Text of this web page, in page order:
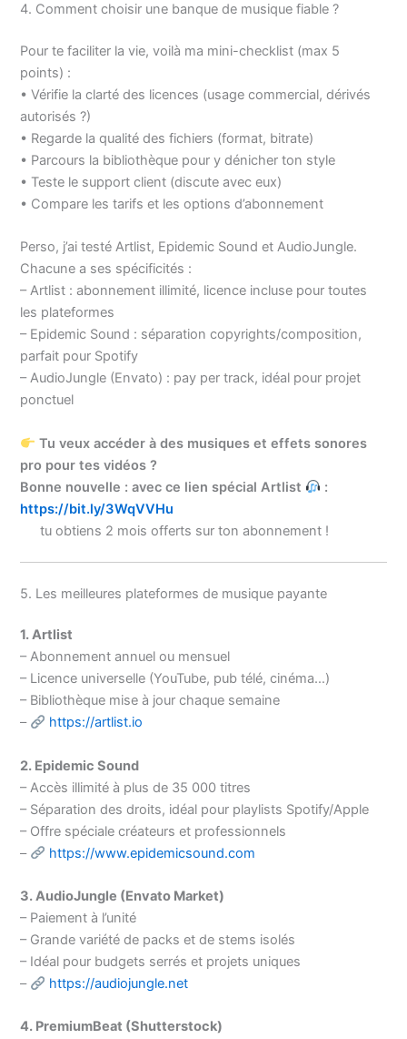
4. Comment choisir une banque de musique fiable ?
Pour te faciliter la vie, voilà ma mini-checklist (max 5
points) :
• Vérifie la clarté des licences (usage commercial, dérivés
autorisés ?)
• Regarde la qualité des fichiers (format, bitrate)
• Parcours la bibliothèque pour y dénicher ton style
• Teste le support client (discute avec eux)
• Compare les tarifs et les options d’abonnement
Perso, j’ai testé Artlist, Epidemic Sound et AudioJungle.
Chacune a ses spécificités :
– Artlist : abonnement illimité, licence incluse pour toutes
les plateformes
– Epidemic Sound : séparation copyrights/composition,
parfait pour Spotify
– AudioJungle (Envato) : pay per track, idéal pour projet
ponctuel
Tu veux accéder à des musiques et effets sonores
pro pour tes vidéos ?
Bonne nouvelle : avec ce lien spécial Artlist
:
https://bit.ly/3WqVVHu
tu obtiens 2 mois offerts sur ton abonnement !
5. Les meilleures plateformes de musique payante
1. Artlist
– Abonnement annuel ou mensuel
– Licence universelle (YouTube, pub télé, cinéma…)
– Bibliothèque mise à jour chaque semaine
–
https://artlist.io
2. Epidemic Sound
– Accès illimité à plus de 35 000 titres
– Séparation des droits, idéal pour playlists Spotify/Apple
– Offre spéciale créateurs et professionnels
–
https://www.epidemicsound.com
3. AudioJungle (Envato Market)
– Paiement à l’unité
– Grande variété de packs et de stems isolés
– Idéal pour budgets serrés et projets uniques
–
https://audiojungle.net
4. PremiumBeat (Shutterstock)